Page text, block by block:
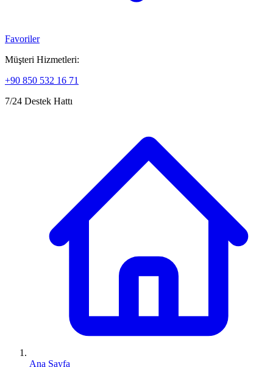
Favoriler
Müşteri Hizmetleri:
+90 850 532 16 71
7/24 Destek Hattı
Ana Sayfa